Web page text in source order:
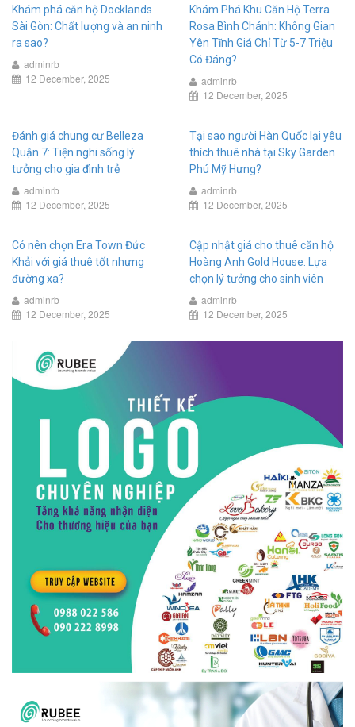
Khám phá căn hộ Docklands
Sài Gòn: Chất lượng và an ninh
ra sao?
adminrb
12 December, 2025
Khám Phá Khu Căn Hộ Terra
Rosa Bình Chánh: Không Gian
Yên Tĩnh Giá Chỉ Từ 5-7 Triệu
Có Đáng?
adminrb
12 December, 2025
Đánh giá chung cư Belleza
Quận 7: Tiện nghi sống lý
tưởng cho gia đình trẻ
adminrb
12 December, 2025
Tại sao người Hàn Quốc lại yêu
thích thuê nhà tại Sky Garden
Phú Mỹ Hưng?
adminrb
12 December, 2025
Có nên chọn Era Town Đức
Khải với giá thuê tốt nhưng
đường xa?
adminrb
12 December, 2025
Cập nhật giá cho thuê căn hộ
Hoàng Anh Gold House: Lựa
chọn lý tưởng cho sinh viên
adminrb
12 December, 2025